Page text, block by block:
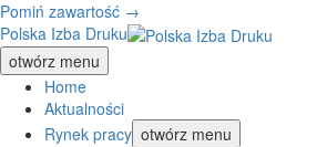
Pomiń zawartość →
Polska Izba Druku
otwórz menu
Home
Aktualności
Rynek pracy otwórz menu